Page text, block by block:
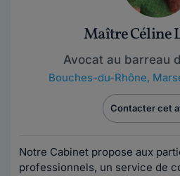
Maître Céline
Avocat au barreau
Bouches-du-Rhône,
Contacter cet
Notre Cabinet propose aux
professionnels, un service de